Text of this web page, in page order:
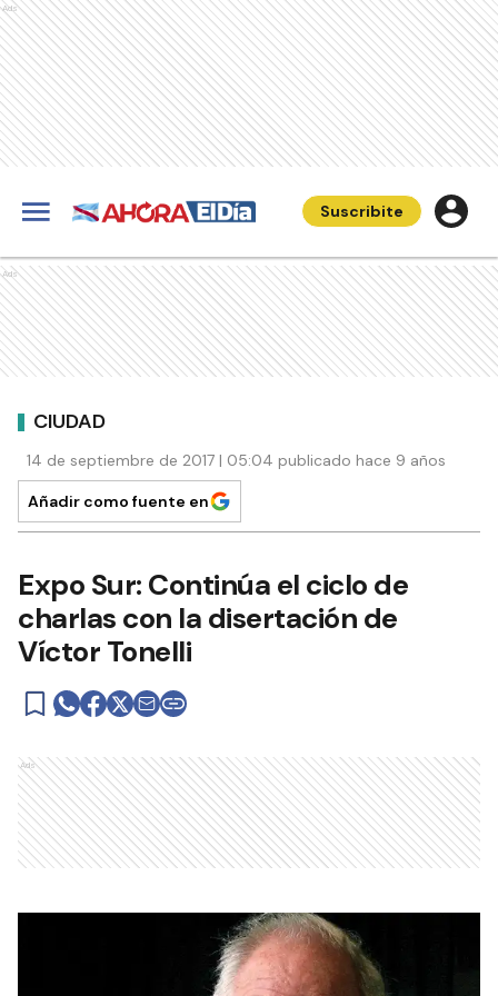
Ads
Suscribite
Ads
CIUDAD
14 de septiembre de 2017 | 05:04 publicado hace 9 años
Añadir como fuente en
Expo Sur: Continúa el ciclo de
charlas con la disertación de
Víctor Tonelli
Ads